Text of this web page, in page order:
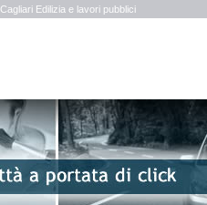
Cagliari Edilizia e lavori pubblici